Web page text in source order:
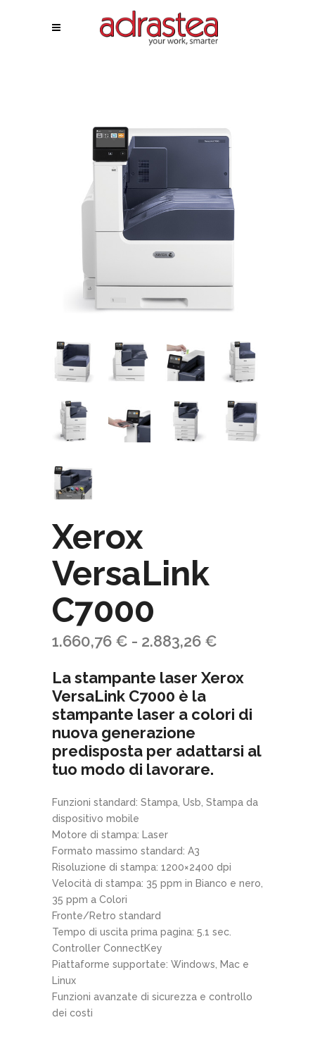
Xerox
VersaLink
C7000
1.660,76 € - 2.883,26 €
da
1.660,76 €
La stampante laser Xerox
VersaLink C7000 è la
stampante laser a colori di
nuova generazione
predisposta per adattarsi al
tuo modo di lavorare.
Funzioni standard: Stampa, Usb, Stampa da
dispositivo mobile
Motore di stampa: Laser
Formato massimo standard: A3
Risoluzione di stampa: 1200×2400 dpi
Velocità di stampa: 35 ppm in Bianco e nero,
35 ppm a Colori
Fronte/Retro standard
Tempo di uscita prima pagina: 5.1 sec.
Controller ConnectKey
Piattaforme supportate: Windows, Mac e
Linux
Funzioni avanzate di sicurezza e controllo
dei costi